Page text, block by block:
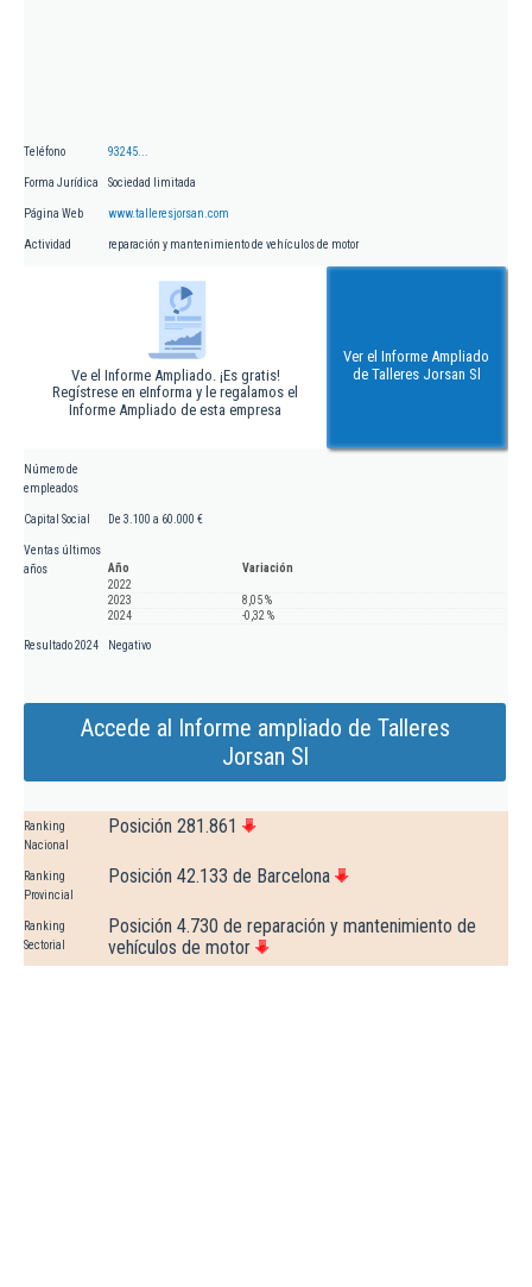
Teléfono 93245...
Forma Jurídica Sociedad limitada
Página Web www.talleresjorsan.com
Actividad reparación y mantenimiento de vehículos de motor
Ve el Informe Ampliado. ¡Es gratis!
Regístrese en eInforma y le regalamos el
Informe Ampliado de esta empresa
Ver el Informe Ampliado
de Talleres Jorsan Sl
Número de
empleados
Capital Social De 3.100 a 60.000 €
Ventas últimos
años
Año
Variación
2022
2023
8,05 %
2024
-0,32 %
Resultado 2024 Negativo
Accede al Informe ampliado de Talleres
Jorsan Sl
Ranking
Nacional
Posición 281.861
Ranking
Provincial
Posición 42.133 de Barcelona
Ranking
Sectorial
Posición 4.730 de reparación y mantenimiento de
vehículos de motor